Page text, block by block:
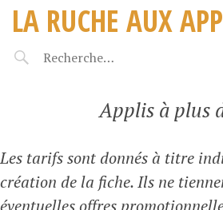
LA RUCHE AUX
Applis à plus
Les tarifs sont donnés à titre
création de la fiche. Ils ne
éventuelles offres